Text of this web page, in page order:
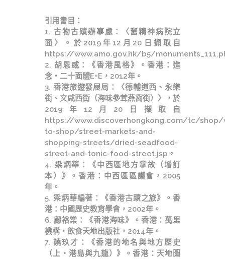
引用書目：
1. 古物古蹟辦事處：〈舊精神病院立
面〉。於2019年12月20日擷取自
https://www.amo.gov.hk/b5/
2. 胡恩威：《香港風格》。香港：進
念‧二十面體E+E，2012年。
3. 香港旅遊發展局：〈德輔道西、永樂
街、文咸西街（海味參茸燕窩街）〉，於
2019年12月20日擷取自
https://www.discoverhongkong.com/tc/shop/
to-shop/street-markets-and-
shopping-streets/dried-seadfood-
street-and-tonic-food-street.jsp。
4. 梁炳華：《中西區地方掌故（增訂
本）》。香港：中西區區議會，2005
年。
5. 梁炳華編著：《香港古蹟之旅》。香
港：中國歷史教育學會，2002年。
6. 鄺裕棠：《香港海味》。香港：萬里
機構‧飲食天地出版社，2014年。
7. 饒玖才：《香港的地名與地方歷史
（上‧港島與九龍）》。香港：天地圖